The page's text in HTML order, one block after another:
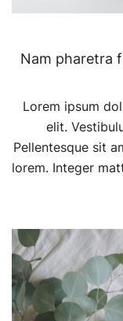
Nam pharetra
Lorem ipsum
elit.
Pellentesque sit
lorem. Integer